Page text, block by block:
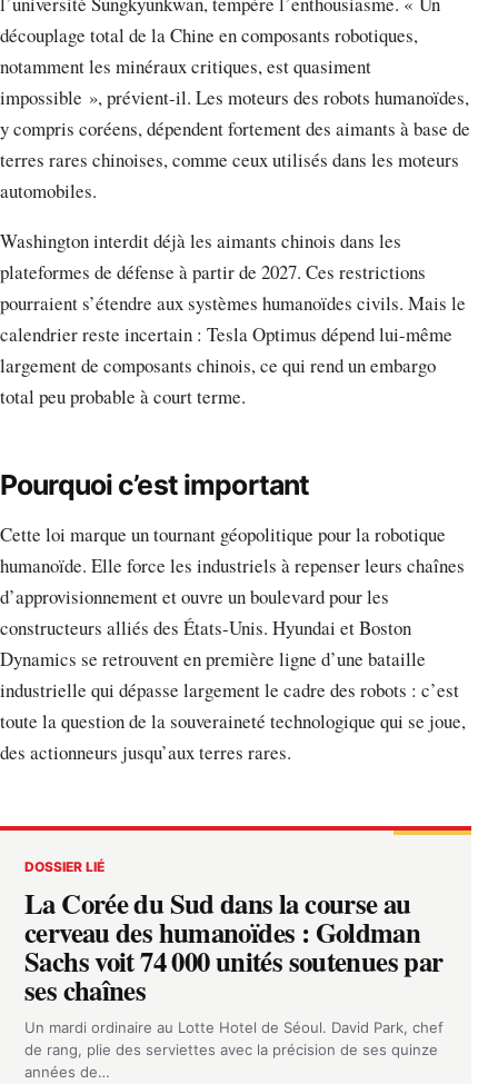
découplage total de la Chine en composants robotiques,
notamment les minéraux critiques, est quasiment
impossible », prévient-il. Les moteurs des robots humanoïdes,
y compris coréens, dépendent fortement des aimants à base de
terres rares chinoises, comme ceux utilisés dans les moteurs
automobiles.
Washington interdit déjà les aimants chinois dans les
plateformes de défense à partir de 2027. Ces restrictions
pourraient s’étendre aux systèmes humanoïdes civils. Mais le
calendrier reste incertain : Tesla Optimus dépend lui-même
largement de composants chinois, ce qui rend un embargo
total peu probable à court terme.
Pourquoi c’est important
Cette loi marque un tournant géopolitique pour la robotique
humanoïde. Elle force les industriels à repenser leurs chaînes
d’approvisionnement et ouvre un boulevard pour les
constructeurs alliés des États-Unis. Hyundai et Boston
Dynamics se retrouvent en première ligne d’une bataille
industrielle qui dépasse largement le cadre des robots : c’est
toute la question de la souveraineté technologique qui se joue,
des actionneurs jusqu’aux terres rares.
DOSSIER LIÉ
La Corée du Sud dans la course au
cerveau des humanoïdes : Goldman
Sachs voit 74 000 unités soutenues par
ses chaînes
Un mardi ordinaire au Lotte Hotel de Séoul. David Park, chef
de rang, plie des serviettes avec la précision de ses quinze
années de…